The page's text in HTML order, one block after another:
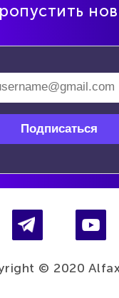
Подписаться
© 2020